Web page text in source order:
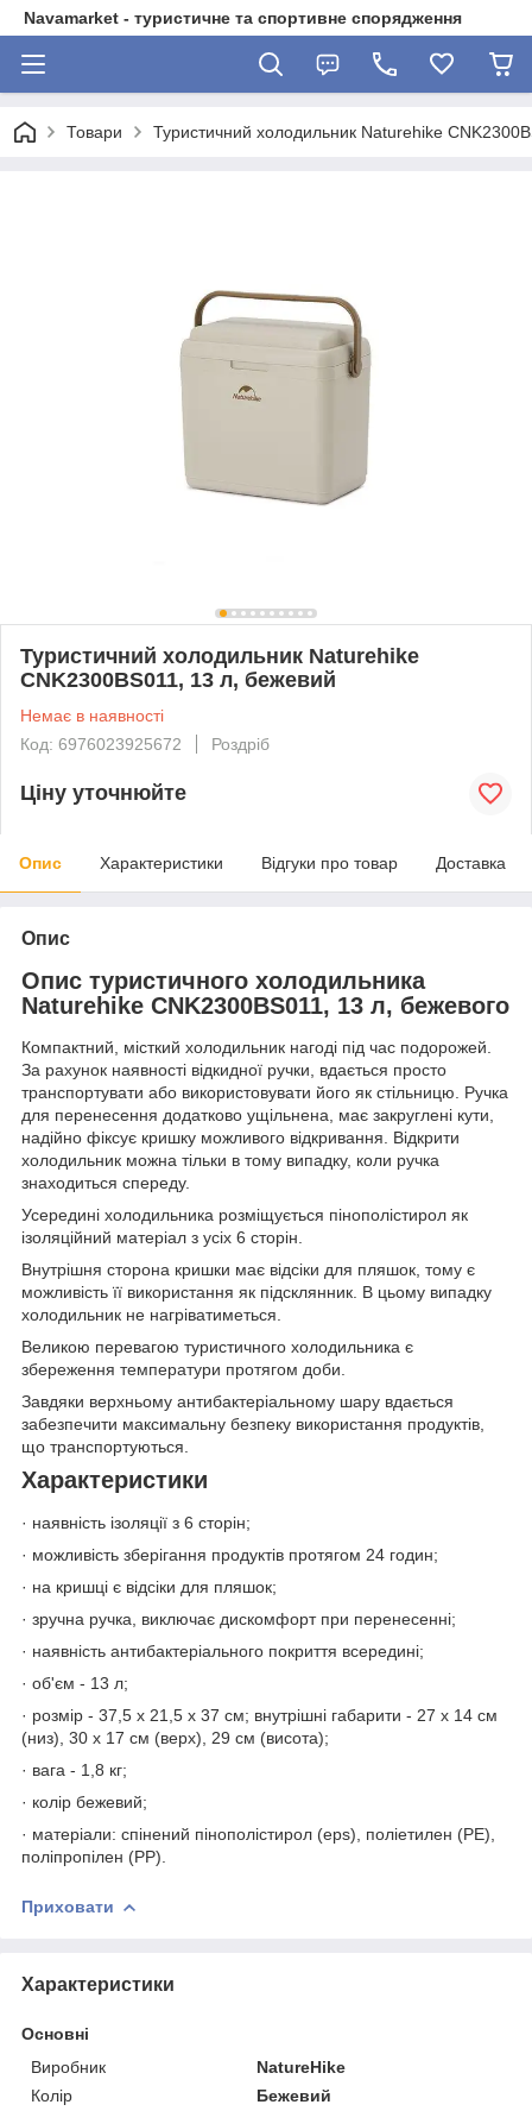
Navamarket - туристичне та спортивне спорядження
Товари Туристичний холодильник Naturehike
Туристичний холодильник Naturehike
CNK2300BS011, 13 л, бежевий
Немає в наявності
Код: 6976023925672
Роздріб
Ціну уточнюйте
Опис Характеристики Відгуки про товар Доставка
Опис
Опис туристичного холодильника
Naturehike CNK2300BS011, 13 л, бежевого
Компактний, місткий холодильник нагоді під час подорожей.
За рахунок наявності відкидної ручки, вдається просто
транспортувати або використовувати його як стільницю. Ручка
для перенесення додатково ущільнена, має закруглені кути,
надійно фіксує кришку можливого відкривання. Відкрити
холодильник можна тільки в тому випадку, коли ручка
знаходиться спереду.
Усередині холодильника розміщується пінополістирол як
ізоляційний матеріал з усіх 6 сторін.
Внутрішня сторона кришки має відсіки для пляшок, тому є
можливість її використання як підсклянник. В цьому випадку
холодильник не нагріватиметься.
Великою перевагою туристичного холодильника є
збереження температури протягом доби.
Завдяки верхньому антибактеріальному шару вдається
забезпечити максимальну безпеку використання продуктів,
що транспортуються.
Характеристики
· наявність ізоляції з 6 сторін;
· можливість зберігання продуктів протягом 24 годин;
· на кришці є відсіки для пляшок;
· зручна ручка, виключає дискомфорт при перенесенні;
· наявність антибактеріального покриття всередині;
· об'єм - 13 л;
· розмір - 37,5 х 21,5 х 37 см; внутрішні габарити - 27 х 14 см
(низ), 30 х 17 см (верх), 29 см (висота);
· вага - 1,8 кг;
· колір бежевий;
· матеріали: спінений пінополістирол (eps), поліетилен (PE),
поліпропілен (РР).
Приховати
Характеристики
Основні
Виробник
NatureHike
Колір
Бежевий